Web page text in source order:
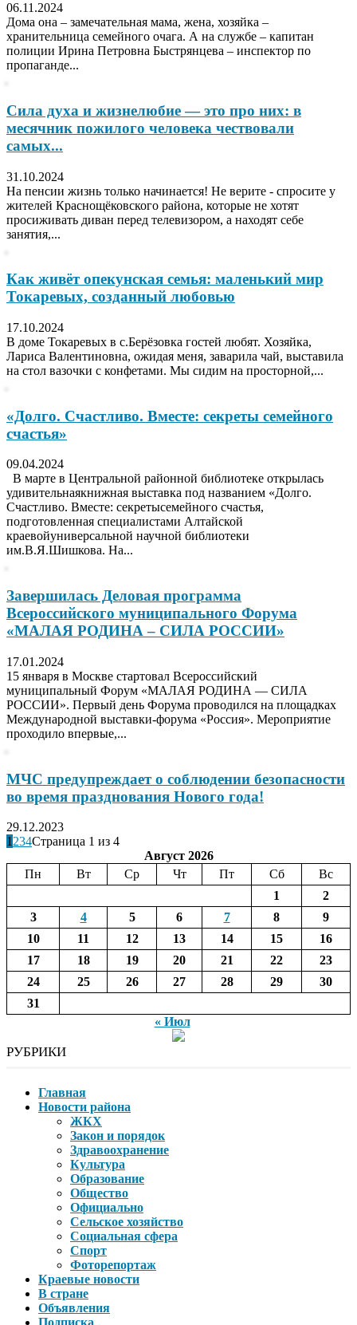
06.11.2024
Дома она – замечательная мама, жена, хозяйка –
хранительница семейного очага. А на службе – капитан
полиции Ирина Петровна Быстрянцева – инспектор по
пропаганде...
Сила духа и жизнелюбие — это про них: в
месячник пожилого человека чествовали
самых...
31.10.2024
На пенсии жизнь только начинается! Не верите - спросите у
жителей Краснощёковского района, которые не хотят
просиживать диван перед телевизором, а находят себе
занятия,...
Как живёт опекунская семья: маленький мир
Токаревых, созданный любовью
17.10.2024
В доме Токаревых в с.Берёзовка гостей любят. Хозяйка,
Лариса Валентиновна, ожидая меня, заварила чай, выставила
на стол вазочки с конфетами. Мы сидим на просторной,...
«Долго. Счастливо. Вместе: секреты семейного
счастья»
09.04.2024
В марте в Центральной районной библиотеке открылась
удивительнаякнижная выставка под названием «Долго.
Счастливо. Вместе: секретысемейного счастья,
подготовленная специалистами Алтайской
краевойуниверсальной научной библиотеки
им.В.Я.Шишкова. На...
Завершилась Деловая программа
Всероссийского муниципального Форума
«МАЛАЯ РОДИНА – СИЛА РОССИИ»
17.01.2024
15 января в Москве стартовал Всероссийский
муниципальный Форум «МАЛАЯ РОДИНА — СИЛА
РОССИИ». Первый день Форума проводился на площадках
Международной выставки-форума «Россия». Мероприятие
проходило впервые,...
МЧС предупреждает о соблюдении безопасности
во время празднования Нового года!
29.12.2023
1 234Страница 1 из 4
Август 2026
Пн
Вт Ср Чт Пт Сб
Вс
1
2
3
4 5 6 7 8
9
10
11 12 13 14 15
16
17
18 19 20 21 22
23
24
25 26 27 28 29
30
31
« Июл
РУБРИКИ
Главная
Новости района
ЖКХ
Закон и порядок
Здравоохранение
Культура
Образование
Общество
Официально
Сельское хозяйство
Социальная сфера
Спорт
Фоторепортаж
Краевые новости
В стране
Объявления